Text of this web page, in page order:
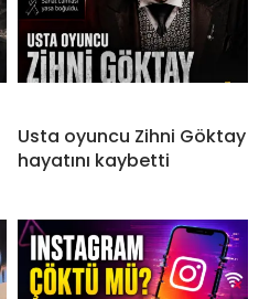
Usta oyuncu Zihni Göktay
hayatını kaybetti